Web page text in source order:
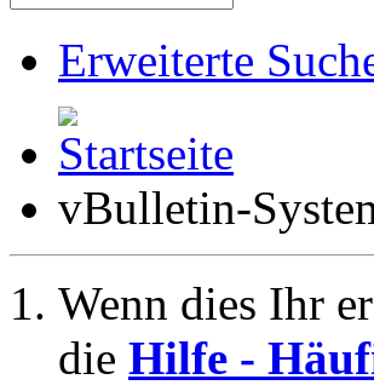
Erweiterte
vBulletin-
Wenn dies Ihr
die Hilfe -